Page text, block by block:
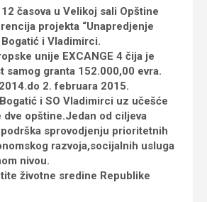
časova u Velikoj sali Opštine
projekta “Unapredjenje
i Vladimirci.
unije EXCANGE 4 čija je
samog granta 152.000,00 evra.
2. februara 2015.
i SO Vladimirci uz učešće
opštine.Jedan od ciljeva
podrška sprovodjenju prioritetnih
razvoja,socijalnih usluga
nivou.
životne sredine Republike